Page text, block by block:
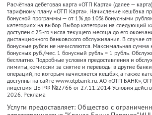
Расчётная дебетовая карта «ОТП Карта» (далее —
тарифному плану «ОТП Карта». Начисление кешбэка
бонусной программы — от 1% до 10% бонусными
категориях на выбор. Выбор категории на следующий
доступен с 25-го числа текущего месяца до его
дистанционного банковского обслуживания. В случае
бонусные рубли не начисляются. Максимальная
бонусных руб./мес. 1 бонусный рубль = 1 рубль.
бесплатно. Подробные условия предоставления и
лимиты, комиссии за снятие и переводы в другие
операций, по которым начисляется кешбэк, а также
доступны на сайте www.otpbank.ru. АО «ОТП БАНК»,
лицензия ЦБ РФ №2766 от 27.11.2014 Условия
2026. Реклама
Услуги предоставляет: Общество с